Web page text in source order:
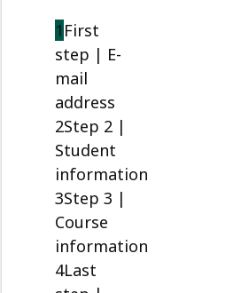
1 First
step | E-
mail
address
2Step 2 |
Student
information
3Step 3 |
Course
information
4Last